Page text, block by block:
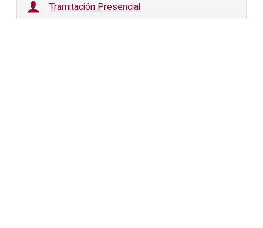
Tramitación Presencial